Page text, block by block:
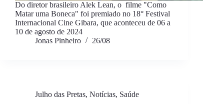
Do diretor brasileiro Alek Lean, o filme "Como
Matar uma Boneca" foi premiado no 18° Festival
Internacional Cine Gibara, que aconteceu de 06 a
10 de agosto de 2024
Jonas Pinheiro
26/08
Julho das Pretas, Notícias, Saúde